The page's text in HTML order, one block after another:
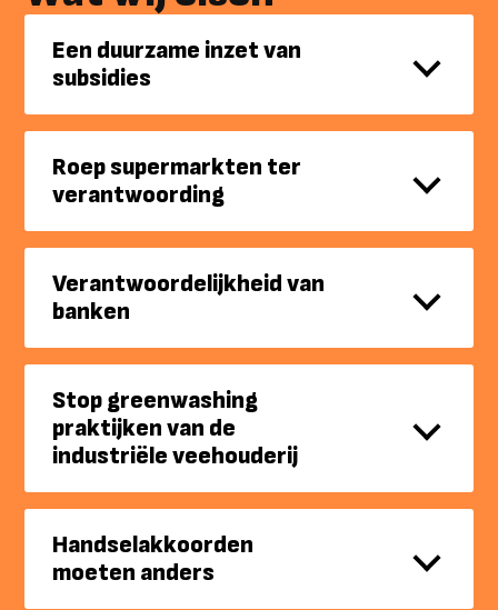
Een duurzame inzet van
subsidies
Roep supermarkten ter
verantwoording
Verantwoordelijkheid van
banken
Stop greenwashing
praktijken van de
industriële veehouderij
Handselakkoorden
moeten anders